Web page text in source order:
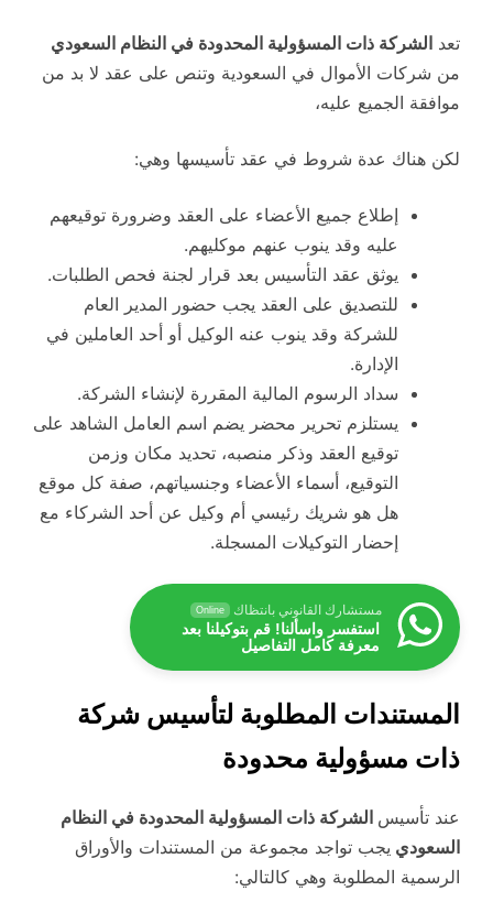
تعد الشركة ذات المسؤولية المحدودة في النظام السعودي
من شركات الأموال في السعودية وتنص على عقد لا بد من
موافقة الجميع عليه،
لكن هناك عدة شروط في عقد تأسيسها وهي:
إطلاع جميع الأعضاء على العقد وضرورة توقيعهم
عليه وقد ينوب عنهم موكليهم.
يوثق عقد التأسيس بعد قرار لجنة فحص الطلبات.
للتصديق على العقد يجب حضور المدير العام
للشركة وقد ينوب عنه الوكيل أو أحد العاملين في
الإدارة.
سداد الرسوم المالية المقررة لإنشاء الشركة.
يستلزم تحرير محضر يضم اسم العامل الشاهد على
توقيع العقد وذكر منصبه، تحديد مكان وزمن
التوقيع، أسماء الأعضاء وجنسياتهم، صفة كل موقع
هل هو شريك رئيسي أم وكيل عن أحد الشركاء مع
إحضار التوكيلات المسجلة.
مستشارك القانوني بانتظاك Online
استفسر واسألنا! قم بتوكيلنا بعد
معرفة كامل التفاصيل
المستندات المطلوبة لتأسيس شركة
ذات مسؤولية محدودة
عند تأسيس الشركة ذات المسؤولية المحدودة في النظام
السعودي يجب تواجد مجموعة من المستندات والأوراق
الرسمية المطلوبة وهي كالتالي: